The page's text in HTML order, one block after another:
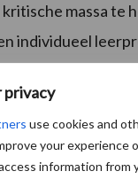
privacy
use cookies and
your experience
information from
massa te
individueel
tijdens het